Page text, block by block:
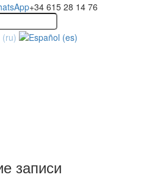
+34 615 28 14 76
записи